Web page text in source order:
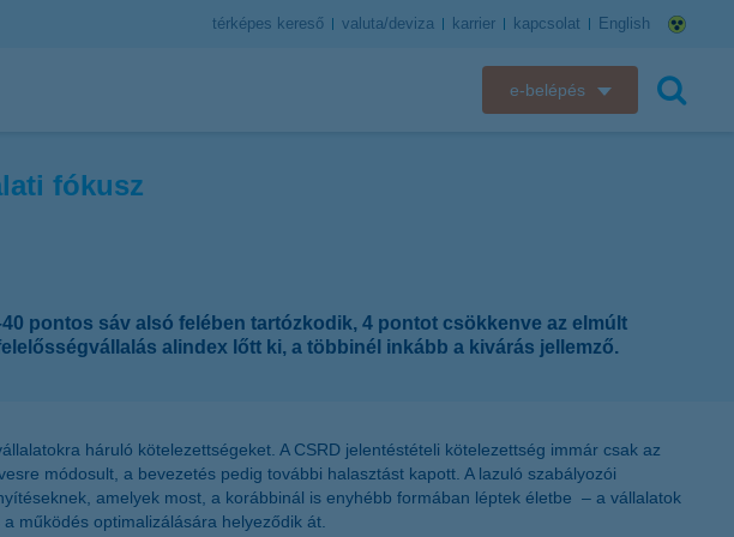
térképes kereső valuta/deviza karrier kapcsolat English
e-belépés
K&H web Electra
K&H SZÉP Kártya
K&H e-kártyafelület
fókusz
pontos sáv alsó felében tartózkodik, 4 pontot csökkenve az elmúlt
alindex lőtt ki, a többinél inkább a kivárás jellemző.
háruló kötelezettségeket. A CSRD jelentéstételi kötelezettség immár csak az
módosult, a bevezetés pedig további halasztást kapott. A lazuló szabályozói
amelyek most, a korábbinál is enyhébb formában léptek életbe – a vállalatok
működés optimalizálására helyeződik át.